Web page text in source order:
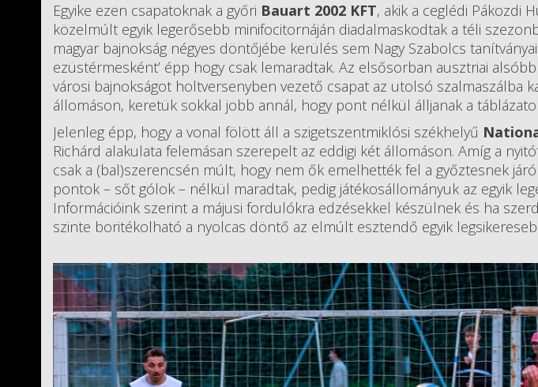
Egyike ezen csapatoknak a győri Bauart 2002 KFT, akik a ceglédi Pákozdi
közelmúlt egyik legerősebb minifocitornáján diadalmaskodtak a téli
magyar bajnokság négyes döntőjébe kerülés sem Nagy Szabolcs
ezüstérmesként’ épp hogy csak lemaradtak. Az elsősorban ausztriai
városi bajnokságot holtversenyben vezető csapat az utolsó szalmaszálba
állomáson, keretük sokkal jobb annál, hogy pont nélkül álljanak a
Jelenleg épp, hogy a vonal fölött áll a szigetszentmiklósi székhelyű
Richárd alakulata felemásan szerepelt az eddigi két állomáson. Amíg a
csak a (bal)szerencsén múlt, hogy nem ők emelhették fel a győztesnek
pontok – sőt gólok – nélkül maradtak, pedig játékosállományuk az egyik
Információink szerint a májusi fordulókra edzésekkel készülnek és ha
szinte boritékolható a nyolcas döntő az elmúlt esztendő egyik